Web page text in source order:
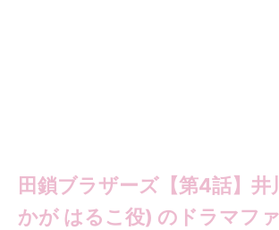
田鎖ブラザーズ【第4話】井
かが はるこ役) のドラマフ